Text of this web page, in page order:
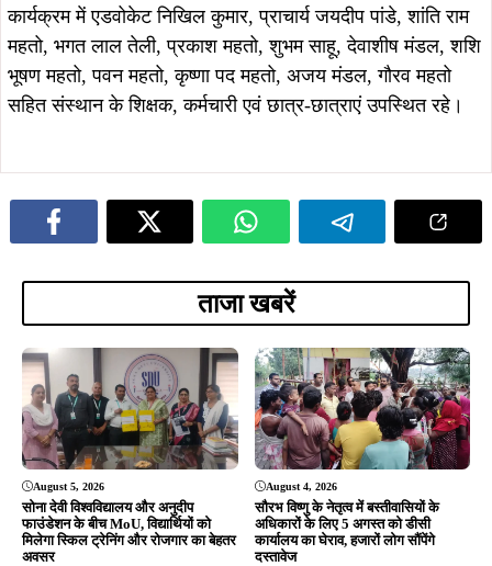
कार्यक्रम में एडवोकेट निखिल कुमार, प्राचार्य जयदीप पांडे, शांति राम
महतो, भगत लाल तेली, प्रकाश महतो, शुभम साहू, देवाशीष मंडल, शशि
भूषण महतो, पवन महतो, कृष्णा पद महतो, अजय मंडल, गौरव महतो
सहित संस्थान के शिक्षक, कर्मचारी एवं छात्र-छात्राएं उपस्थित रहे।
ताजा खबरें
August 5, 2026
सोना देवी विश्वविद्यालय और अनुदीप
फाउंडेशन के बीच MoU, विद्यार्थियों को
मिलेगा स्किल ट्रेनिंग और रोजगार का बेहतर
अवसर
August 4, 2026
सौरभ विष्णु के नेतृत्व में बस्तीवासियों के
अधिकारों के लिए 5 अगस्त को डीसी
कार्यालय का घेराव, हजारों लोग सौंपेंगे
दस्तावेज